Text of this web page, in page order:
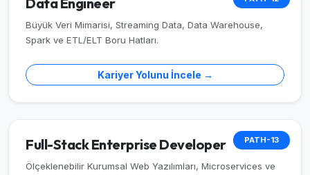
Büyük Veri Mimarisi, Streaming Data, Data Warehouse,
Spark ve ETL/ELT Boru Hatları.
Kariyer Yolunu İncele →
PATH-13
Full-Stack Enterprise Developer
Ölçeklenebilir Kurumsal Web Yazılımları, Microservices ve